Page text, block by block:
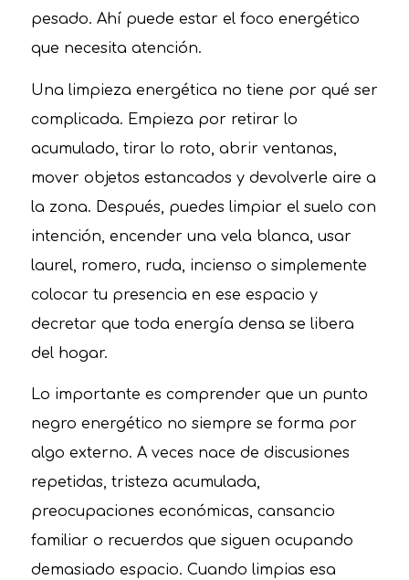
pesado. Ahí puede estar el foco energético
que necesita atención.
Una limpieza energética no tiene por qué ser
complicada. Empieza por retirar lo
acumulado, tirar lo roto, abrir ventanas,
mover objetos estancados y devolverle aire a
la zona. Después, puedes limpiar el suelo con
intención, encender una vela blanca, usar
laurel, romero, ruda, incienso o simplemente
colocar tu presencia en ese espacio y
decretar que toda energía densa se libera
del hogar.
Lo importante es comprender que un punto
negro energético no siempre se forma por
algo externo. A veces nace de discusiones
repetidas, tristeza acumulada,
preocupaciones económicas, cansancio
familiar o recuerdos que siguen ocupando
demasiado espacio. Cuando limpias esa